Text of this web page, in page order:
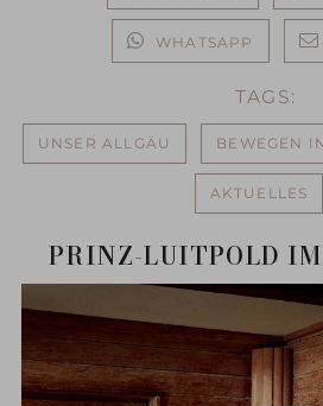
WHATSAPP
TAGS:
UNSER ALLGÄU BEWEGEN
AKTUELLES
PRINZ-LUITPOLD